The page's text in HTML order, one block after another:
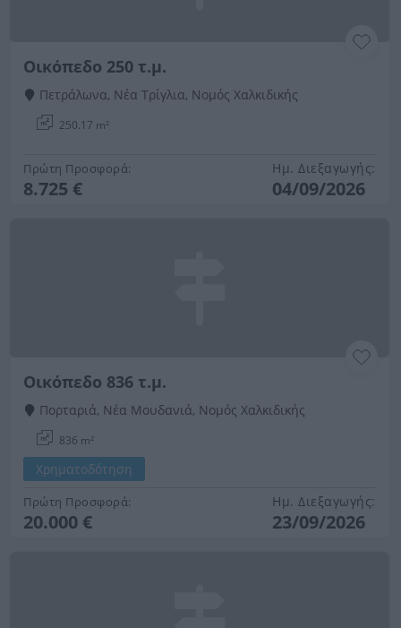
Οικόπεδο 250 τ.μ.
Πετράλωνα, Νέα Τρίγλια, Νομός Χαλκιδικής
250.17 m²
Πρώτη Προσφορά:
8.725 €
Ημ. Διεξαγωγής:
04/09/2026
Οικόπεδο 836 τ.μ.
Πορταριά, Νέα Μουδανιά, Νομός Χαλκιδικής
836 m²
Χρηματοδότηση
Πρώτη Προσφορά:
20.000 €
Ημ. Διεξαγωγής:
23/09/2026